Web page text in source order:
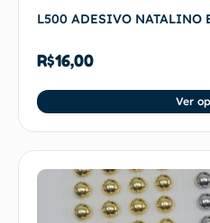
L500 ADESIVO NATALINO
R$16,00
Ver